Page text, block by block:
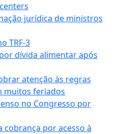
jurídica de ministros
TRF-3
dívida alimentar após
atenção às regras
muitos feriados
no Congresso por
cobrança por acesso à